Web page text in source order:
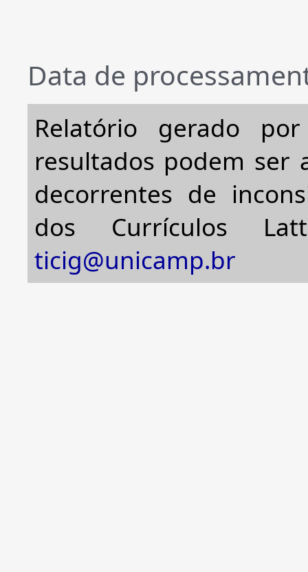
Data de
Relatório gerado
resultados podem ser
decorrentes de
dos Currículos
ticig@unicamp.br